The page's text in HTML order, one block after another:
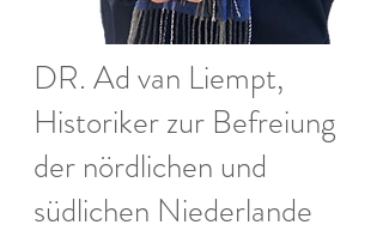
DR. Ad van Liempt,
Historiker zur Befreiung
der nördlichen und
südlichen Niederlande